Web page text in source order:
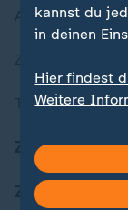
Aktuelle
Themen im
ZDFheute
ZDFheute Apps
kannst du
in deinen
Hier findest
Weitere